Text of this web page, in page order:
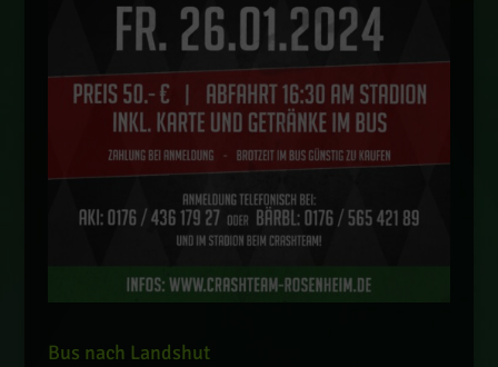
Bus nach Landshut